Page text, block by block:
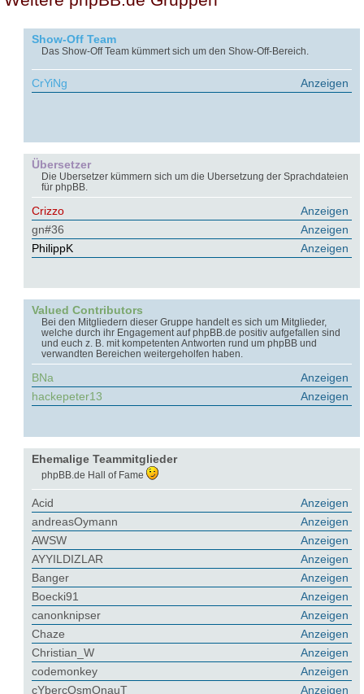
Show-Off Team
Das Show-Off Team kümmert sich um den Show-Off-Bereich.
Anzeigen
CrYiNg
Übersetzer
Die Übersetzer kümmern sich um die Übersetzung der Sprachdateien
für phpBB.
Anzeigen
Crizzo
Anzeigen
gn#36
Anzeigen
PhilippK
Valued Contributors
Bei den Mitgliedern dieser Gruppe handelt es sich um Mitglieder,
welche durch ihr Engagement auf phpBB.de positiv aufgefallen sind
und euch z. B. mit kompetenten Antworten rund um phpBB und
verwandten Bereichen weitergeholfen haben.
Anzeigen
BNa
Anzeigen
hackepeter13
Ehemalige Teammitglieder
phpBB.de Hall of Fame
Anzeigen
Acid
Anzeigen
andreasOymann
Anzeigen
AWSW
Anzeigen
AYYILDIZLAR
Anzeigen
Banger
Anzeigen
Boecki91
Anzeigen
canonknipser
Anzeigen
Chaze
Anzeigen
Christian_W
Anzeigen
codemonkey
Anzeigen
cYbercOsmOnauT